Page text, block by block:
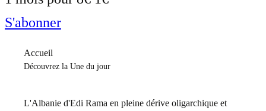
S'abonner
Accueil
Découvrez la Une du jour
L'Albanie d'Edi Rama en pleine dérive oligarchique et